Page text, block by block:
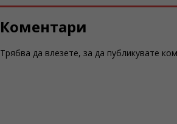
Коментари
Трябва да влезете, за да публикувате